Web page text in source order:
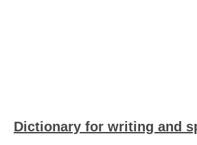
Dictionary for writing and